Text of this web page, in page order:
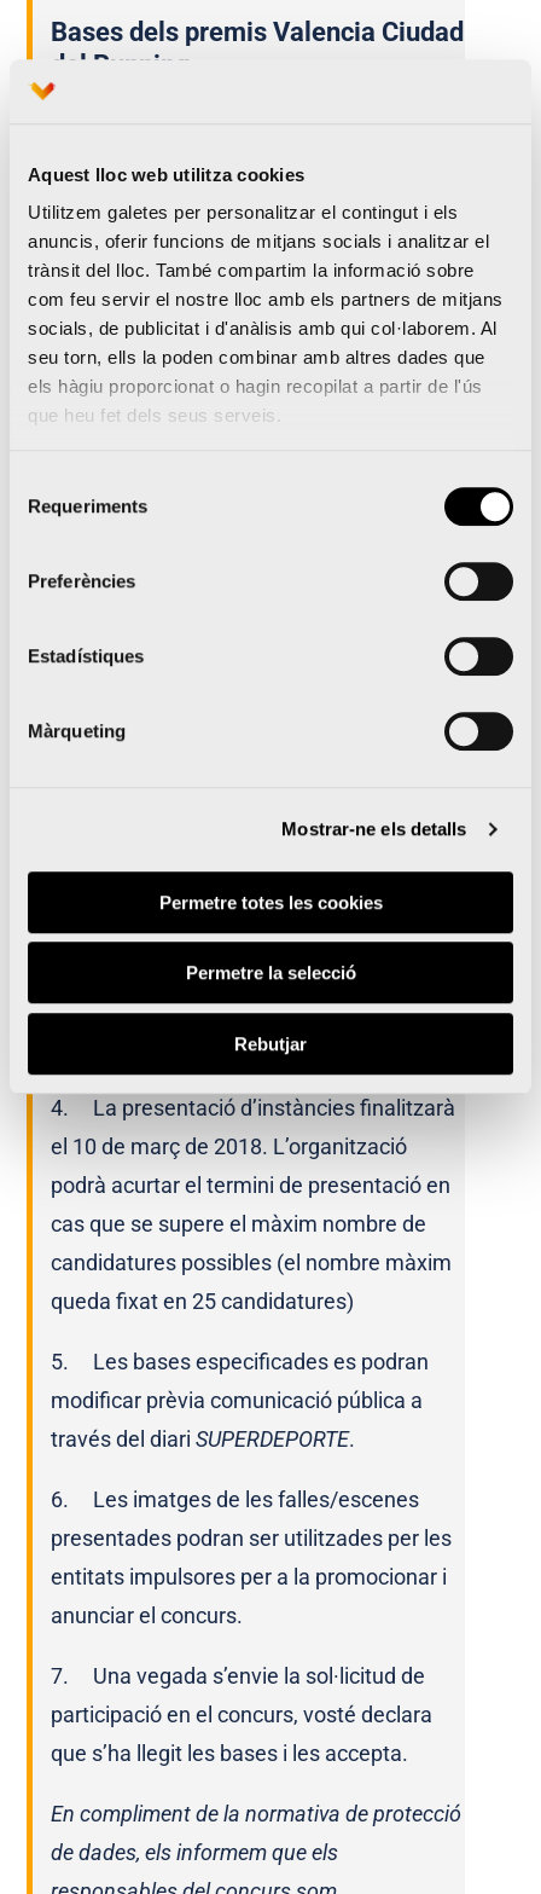
Aquest lloc web utilitza cookies
Utilitzem galetes per personalitzar el contingut i els
anuncis, oferir funcions de mitjans socials i analitzar el
trànsit del lloc. També compartim la informació sobre
com feu servir el nostre lloc amb els partners de mitjans
socials, de publicitat i d'anàlisis amb qui col·laborem. Al
seu torn, ells la poden combinar amb altres dades que
els hàgiu proporcionat o hagin recopilat a partir de l'ús
que heu fet dels seus serveis.
Requeriments
Preferències
Estadístiques
Màrqueting
Mostrar-ne els detalls
Permetre totes les cookies
Permetre la selecció
Rebutjar
Bases dels premis Valencia Ciudad
del Running
Central Fallera que dediquen en el seu
monument, gran i/o infantil, una o diverses
escenes que facen referència a l’esport
valencià relacionades amb les carreres
populars. Per a participar en el concurs han
d’enviar un correu a
· Modalitat (major, infantil o les dos)
· Categoría en la qual milita
2. A tots els premis econòmics se’ls
aplicarà la retenció corresponent.
3. El jurat, que serà designat per
Superdeportei VCR, estarà compost per
persones vinculades a l’esport i a les falles.
4. La presentació d’instàncies finalitzarà
el 10 de març de 2018. L’organització
podrà acurtar el termini de presentació en
cas que se supere el màxim nombre de
candidatures possibles (el nombre màxim
queda fixat en 25 candidatures)
5. Les bases especificades es podran
modificar prèvia comunicació pública a
través del diariSUPERDEPORTE.
6. Les imatges de les falles/escenes
presentades podran ser utilitzades per les
entitats impulsores per a la promocionar i
anunciar el concurs.
7. Una vegada s’envie la sol·licitud de
participació en el concurs, vosté declara
que s’ha llegit les bases i les accepta.
En compliment de la normativa de protecció
de dades, els informem que els